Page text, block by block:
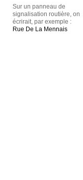
Sur un panneau de
signalisation routière, on
écrirait, par exemple :
Rue De La Mennais